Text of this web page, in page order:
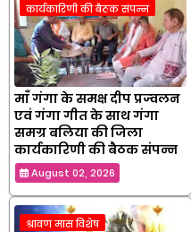
कार्यकारिणी की बैठक संपन्न
माँ गंगा के समक्ष दीप प्रज्वलन
एवं गंगा गीत के साथ गंगा
समग्र बलिया की जिला
कार्यकारिणी की बैठक संपन्न
August 02, 2026
श्रावण मास विशेष